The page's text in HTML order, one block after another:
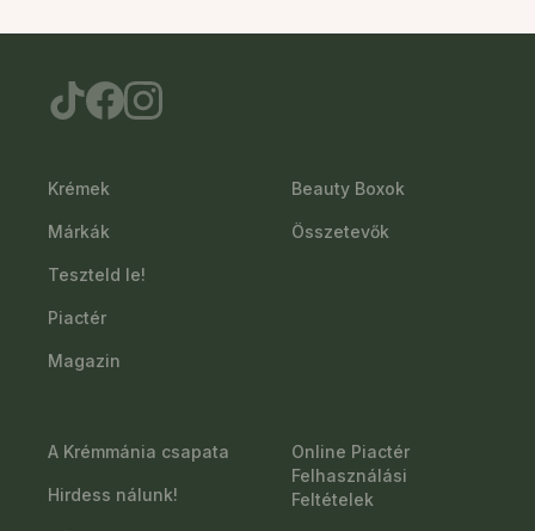
Krémek
Márkák
Teszteld le!
Piactér
Magazin
Beauty Boxok
Összetevők
A Krémmánia csapata
Hirdess nálunk!
Online Piactér
Felhasználási
Feltételek